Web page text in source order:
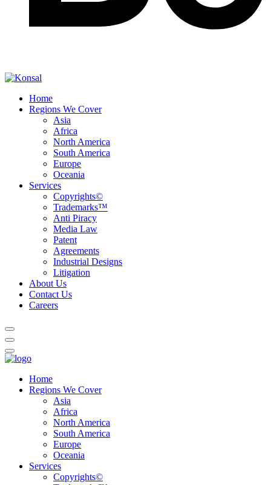
Home
Regions We Cover
Asia
Africa
North America
South America
Europe
Oceania
Services
Copyrights©
Trademarks™
Anti Piracy
Media Law
Patent
Agreements
Industrial Designs
Litigation
About Us
Contact Us
Careers
Home
Regions We Cover
Asia
Africa
North America
South America
Europe
Oceania
Services
Copyrights©